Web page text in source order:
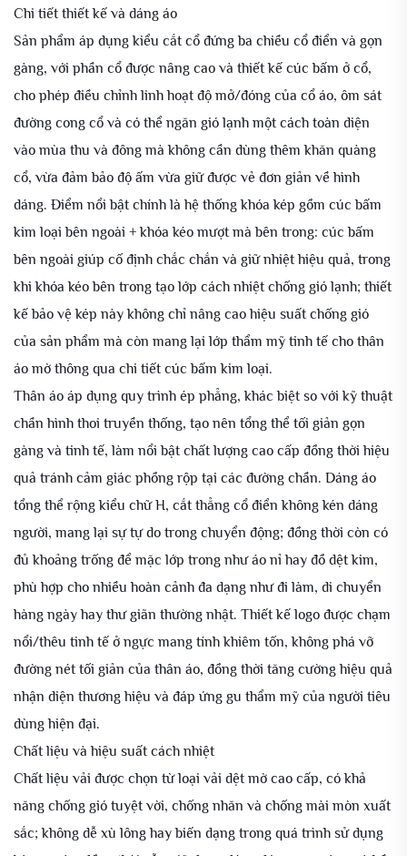
Chi tiết thiết kế và dáng áo
Sản phẩm áp dụng kiểu cắt cổ đứng ba chiều cổ điển và gọn
gàng, với phần cổ được nâng cao và thiết kế cúc bấm ở cổ,
cho phép điều chỉnh linh hoạt độ mở/đóng của cổ áo, ôm sát
đường cong cổ và có thể ngăn gió lạnh một cách toàn diện
vào mùa thu và đông mà không cần dùng thêm khăn quàng
cổ, vừa đảm bảo độ ấm vừa giữ được vẻ đơn giản về hình
dáng. Điểm nổi bật chính là hệ thống khóa kép gồm cúc bấm
kim loại bên ngoài + khóa kéo mượt mà bên trong: cúc bấm
bên ngoài giúp cố định chắc chắn và giữ nhiệt hiệu quả, trong
khi khóa kéo bên trong tạo lớp cách nhiệt chống gió lạnh; thiết
kế bảo vệ kép này không chỉ nâng cao hiệu suất chống gió
của sản phẩm mà còn mang lại lớp thẩm mỹ tinh tế cho thân
áo mờ thông qua chi tiết cúc bấm kim loại.
Thân áo áp dụng quy trình ép phẳng, khác biệt so với kỹ thuật
chần hình thoi truyền thống, tạo nên tổng thể tối giản gọn
gàng và tinh tế, làm nổi bật chất lượng cao cấp đồng thời hiệu
quả tránh cảm giác phồng rộp tại các đường chần. Dáng áo
tổng thể rộng kiểu chữ H, cắt thẳng cổ điển không kén dáng
người, mang lại sự tự do trong chuyển động; đồng thời còn có
đủ khoảng trống để mặc lớp trong như áo nỉ hay đồ dệt kim,
phù hợp cho nhiều hoàn cảnh đa dạng như đi làm, di chuyển
hàng ngày hay thư giãn thường nhật. Thiết kế logo được chạm
nổi/thêu tinh tế ở ngực mang tính khiêm tốn, không phá vỡ
đường nét tối giản của thân áo, đồng thời tăng cường hiệu quả
nhận diện thương hiệu và đáp ứng gu thẩm mỹ của người tiêu
dùng hiện đại.
Chất liệu và hiệu suất cách nhiệt
Chất liệu vải được chọn từ loại vải dệt mờ cao cấp, có khả
năng chống gió tuyệt vời, chống nhăn và chống mài mòn xuất
sắc; không dễ xù lông hay biến dạng trong quá trình sử dụng